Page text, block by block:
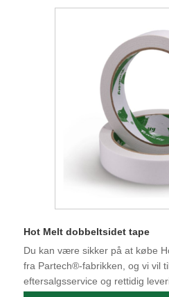
Hot Melt dobbeltsidet tape
Du kan være sikker på at købe
fra Partech®-fabrikken, og vi vil
eftersalgsservice og rettidig